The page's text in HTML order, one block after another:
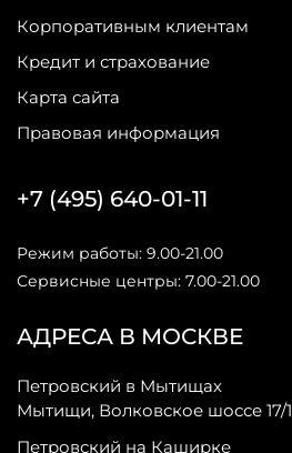
Корпоративным клиентам
Кредит и страхование
Карта сайта
Правовая информация
АДРЕСА В МОСКВЕ
Петровский в Мытищах
Мытищи, Волковское шоссе 17/1
Петровский на Каширке
+7 (495) 640-01-11
Режим работы: 9.00-21.00
Сервисные центры: 7.00-21.00